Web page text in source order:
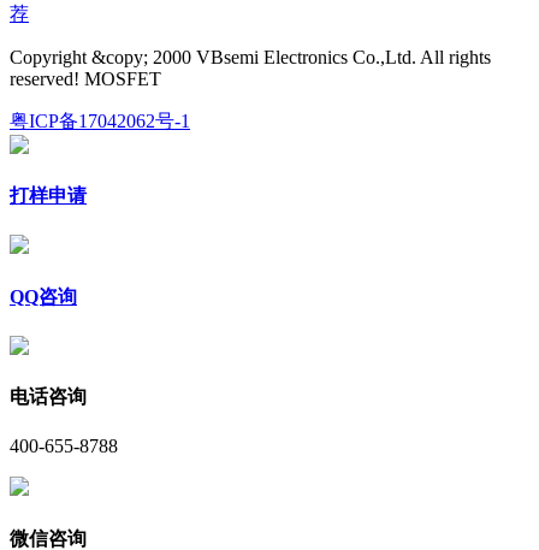
荐
Copyright &copy; 2000 VBsemi Electronics Co.,Ltd. All rights
reserved! MOSFET
粤ICP备17042062号-1
打样申请
QQ咨询
电话咨询
400-655-8788
微信咨询